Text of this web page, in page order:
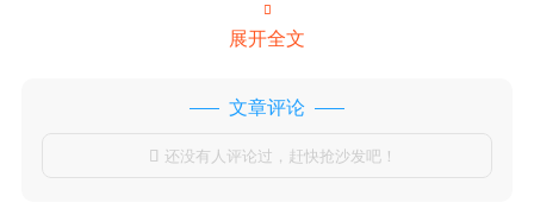

展开全文
文章评论
 还没有人评论过，赶快抢沙发吧！